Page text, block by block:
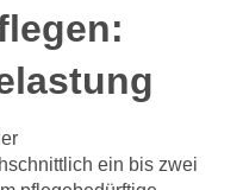
ein bis zwei